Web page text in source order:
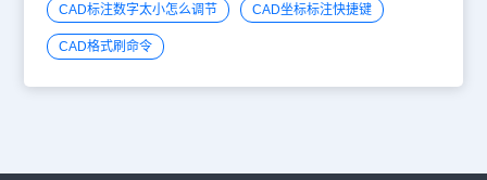
CAD标注数字太小怎么调节 CAD坐标标注快捷键
CAD格式刷命令